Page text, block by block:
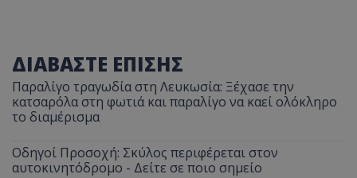
ΔΙΑΒΑΣΤΕ ΕΠΙΣΗΣ
Παραλίγο τραγωδία στη Λευκωσία: Ξέχασε την
κατσαρόλα στη φωτιά και παραλίγο να καεί ολόκληρο
το διαμέρισμα
Οδηγοί Προσοχή: Σκύλος περιφέρεται στον
αυτοκινητόδρομο - Δείτε σε ποιο σημείο